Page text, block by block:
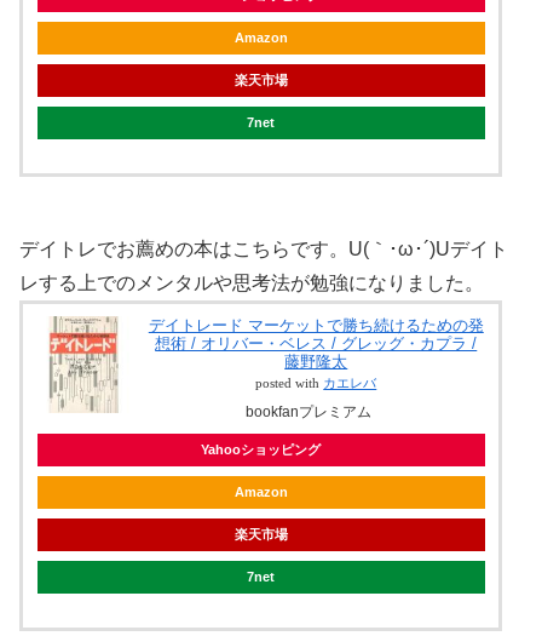
Amazon
楽天市場
7net
デイトレでお薦めの本はこちらです。U(｀･ω･´)Uデイト
レする上でのメンタルや思考法が勉強になりました。
デイトレード マーケットで勝ち続けるための発
想術 / オリバー・ベレス / グレッグ・カプラ /
藤野隆太
posted with カエレバ
bookfanプレミアム
Yahooショッピング
Amazon
楽天市場
7net